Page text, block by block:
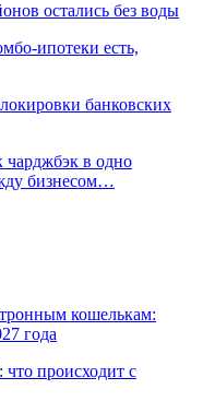
остались без воды
ипотеки есть,
банковских
в одно
бизнесом…
кошелькам:
года
происходит с